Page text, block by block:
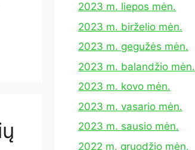
2023 m. liepos mėn.
2023 m. birželio mėn.
2023 m. gegužės mėn.
2023 m. balandžio mėn.
2023 m. kovo mėn.
2023 m. vasario mėn.
2023 m. sausio mėn.
2022 m. gruodžio mėn.